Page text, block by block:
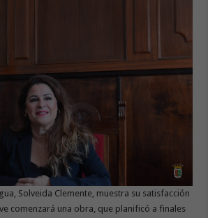
Solveida Clemente, muestra su satisfacción
comenzará una obra, que planificó a finales